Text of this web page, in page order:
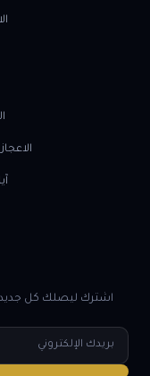
اشترك ليصلك كل جديد
البريد
الإلكتروني